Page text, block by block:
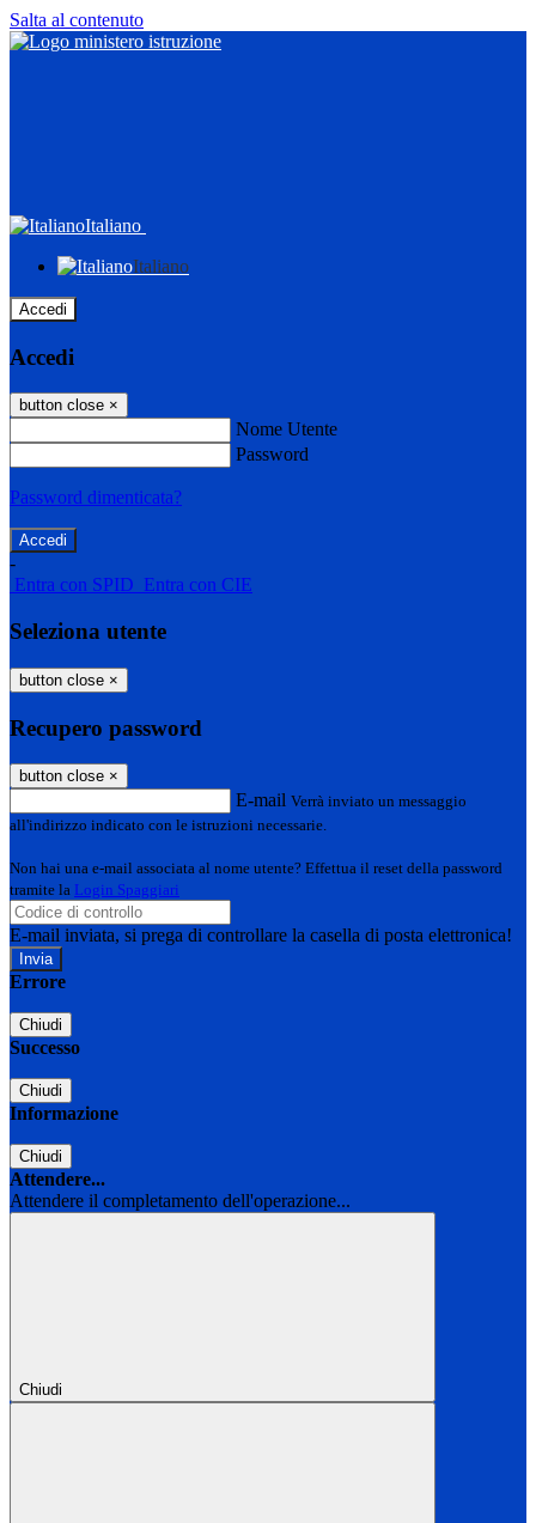
Salta al contenuto
Italiano
Italiano
Accedi
Accedi
button close ×
Nome Utente
Password
Password dimenticata?
-
Entra con SPID Entra con CIE
Seleziona utente
button close ×
Recupero password
button close ×
E-mail Verrà inviato un messaggio
all'indirizzo indicato con le istruzioni necessarie.
Non hai una e-mail associata al nome utente? Effettua il reset della password
tramite la Login Spaggiari
E-mail inviata, si prega di controllare la casella di posta elettronica!
Errore
Chiudi
Successo
Chiudi
Informazione
Chiudi
Attendere...
Attendere il completamento dell'operazione...
Chiudi